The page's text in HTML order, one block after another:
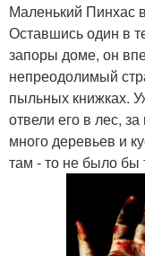
Маленький Пинхас
Оставшись один в
запоры доме, он
непреодолимый
пыльных книжках.
отвели его в лес,
много деревьев и
там - то не было